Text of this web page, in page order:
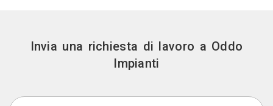
Invia una richiesta di lavoro a Oddo
Impianti